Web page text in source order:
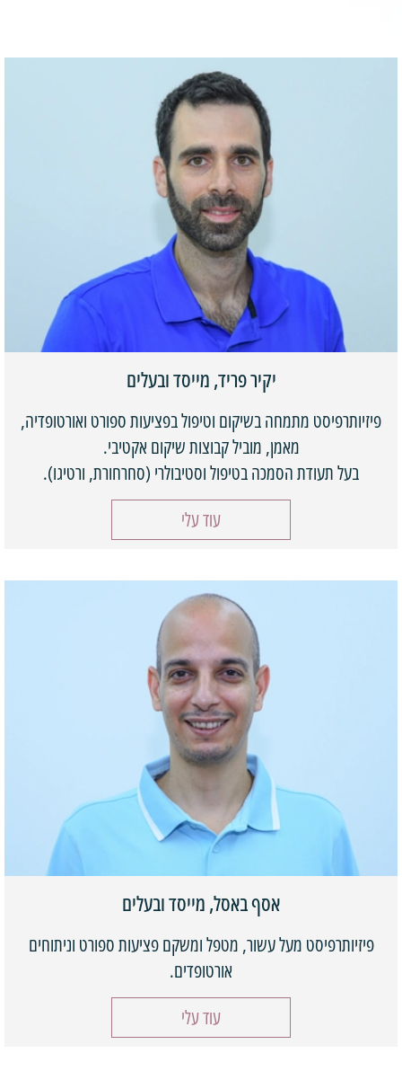
יקיר פריד, מייסד ובעלים
פיזיותרפיסט מתמחה בשיקום וטיפול בפציעות ספורט ואורטופדיה,
מאמן, מוביל קבוצות שיקום אקטיבי.
בעל תעודת הסמכה בטיפול וסטיבולרי (סחרחורת, ורטיגו).
עוד עלי
אסף באסל, מייסד ובעלים
פיזיותרפיסט מעל עשור, מטפל ומשקם פציעות ספורט וניתוחים
אורטופדים.
עוד עלי